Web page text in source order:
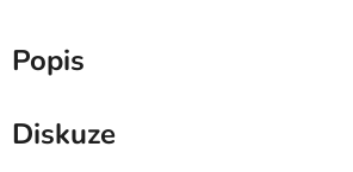
Popis
Diskuze